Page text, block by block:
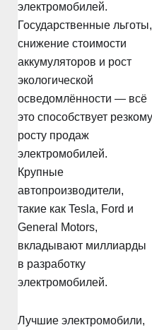
электромобилей.
Государственные льготы,
снижение стоимости
аккумуляторов и рост
экологической
осведомлённости — всё
это способствует резкому
росту продаж
электромобилей.
Крупные
автопроизводители,
такие как Tesla, Ford и
General Motors,
вкладывают миллиарды
в разработку
электромобилей.
Лучшие электромобили,